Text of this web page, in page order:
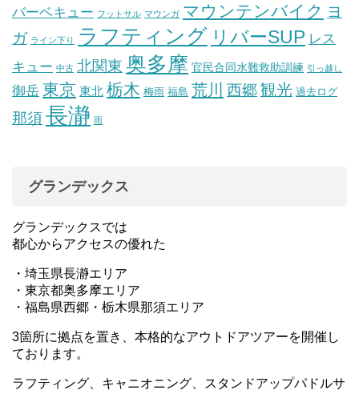
バーベキュー フットサル マウンガ マウンテンバイク ヨ
ガ ライン下り ラフティング リバーSUP レス
キュー 中古 北関東 奥多摩 官民合同水難救助訓練 引っ越し
御岳 東京 東北 栃木 梅雨 福島 荒川 西郷観光 過去ログ
那須長瀞 雨
グランデックス
グランデックスでは
都心からアクセスの優れた
・埼玉県長瀞エリア
・東京都奥多摩エリア
・福島県西郷・栃木県那須エリア
3箇所に拠点を置き、本格的なアウトドアツアーを開催し
ております。
ラフティング、キャニオニング、スタンドアップパドルサ